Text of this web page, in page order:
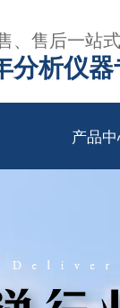
、售后一站
分析仪
产品